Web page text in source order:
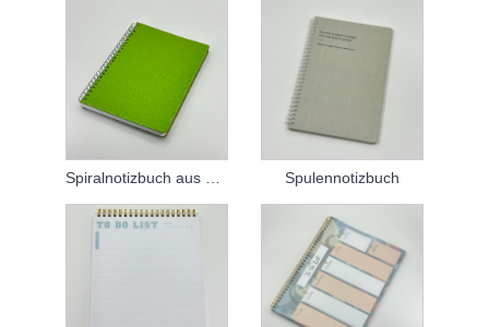
Spulennotizbuch